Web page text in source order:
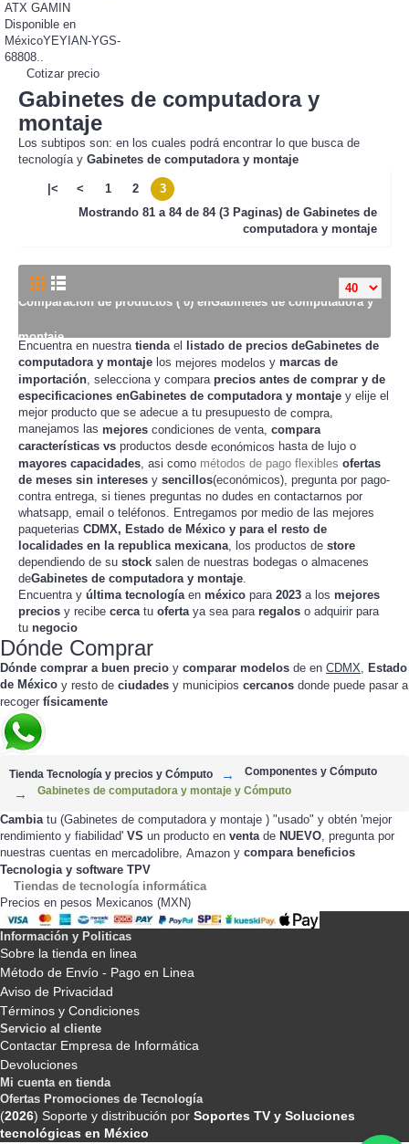
ATX GAMIN
Disponible en
MéxicoYEYIAN-YGS-
68808..
Cotizar precio
Gabinetes de computadora y
montaje
Los subtipos son: en los cuales podrá encontrar lo que busca de
tecnología y Gabinetes de computadora y montaje
|< < 1 2
3
Mostrando 81 a 84 de 84 (3 Paginas) de Gabinetes de
computadora y montaje
Comparación de productos ( 0) enGabinetes de computadora y
montaje
Encuentra en nuestra tiendael
listado de precios deGabinetes de
computadora y montaje los mejores modelos y marcas de
importación , selecciona y compara precios antes de comprar y de
especificaciones enGabinetes de computadora y montaje y elije el
mejor producto que se adecue a tu presupuesto de compra
manejamos las mejores condiciones de venta compara
características vs productos desde económicos hasta de lujo o
mayores capacidades , asi como métodos de pago flexibles ofertas
de meses sin intereses y sencillos(económicos), pregunta por pago-
contra entrega, si tienes preguntas no dudes en contactarnos por
whatsapp, email o teléfonos. Entregamos por medio de las mejores
paqueterias CDMX, Estado de México y para el resto de
localidades en la republica mexicana , los productos de store
dependiendo de su stock salen de nuestras bodegas o almacenes
deGabinetes de computadora y montaje
Encuentra y última tecnología en méxico para 2023 a los mejores
precios y recibe cerca tu oferta ya sea para regalos o adquirir para
tu negocio
Dónde Comprar
Dónde comprar a buen precio y comparar modelos de en CDMX
Estado
de México y resto de ciudades y municipios cercanos donde puede pasar a
recoger físicamente
Tienda Tecnología y precios y Cómputo
Componentes y Cómputo
Gabinetes de computadora y montaje y Cómputo
Cambiatu (Gabinetes de computadora y montaje ) "usado" y obtén 'mejor
rendimiento y fiabilidad' VS un producto en ventade NUEVO, pregunta por
nuestras cuentas en mercadolibre, Amazon y compara beneficios
Tecnologia y software TPV
Tiendas de tecnología informática
Precios en pesos Mexicanos (MXN)
Información y Politicas
Sobre la tienda en linea
Método de Envío - Pago en Linea
Aviso de Privacidad
Términos y Condiciones
Servicio al cliente
Contactar Empresa de Informática
Devoluciones
Mi cuenta en tienda
Ofertas Promociones de Tecnología
(2026) Soporte y distribución por Soportes TV y Soluciones
tecnológicas en México